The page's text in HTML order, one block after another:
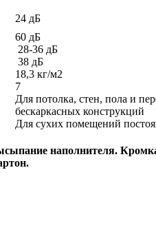
24 дБ
60 дБ
28-36 дБ
38 дБ
18,3 кг/м2
7
Для потолка, стен, пола и
бескаркасных конструкций
Для сухих помещений
наполнителя.